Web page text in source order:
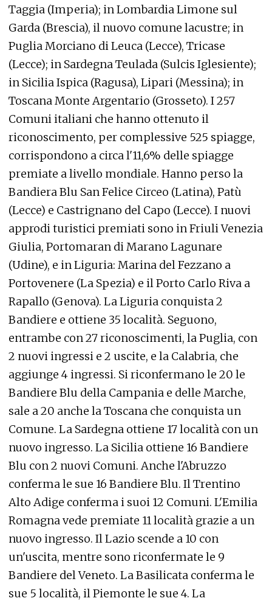
Taggia (Imperia); in Lombardia Limone sul
Garda (Brescia), il nuovo comune lacustre; in
Puglia Morciano di Leuca (Lecce), Tricase
(Lecce); in Sardegna Teulada (Sulcis Iglesiente);
in Sicilia Ispica (Ragusa), Lipari (Messina); in
Toscana Monte Argentario (Grosseto). I 257
Comuni italiani che hanno ottenuto il
riconoscimento, per complessive 525 spiagge,
corrispondono a circa l'11,6% delle spiagge
premiate a livello mondiale. Hanno perso la
Bandiera Blu San Felice Circeo (Latina), Patù
(Lecce) e Castrignano del Capo (Lecce). I nuovi
approdi turistici premiati sono in Friuli Venezia
Giulia, Portomaran di Marano Lagunare
(Udine), e in Liguria: Marina del Fezzano a
Portovenere (La Spezia) e il Porto Carlo Riva a
Rapallo (Genova). La Liguria conquista 2
Bandiere e ottiene 35 località. Seguono,
entrambe con 27 riconoscimenti, la Puglia, con
2 nuovi ingressi e 2 uscite, e la Calabria, che
aggiunge 4 ingressi. Si riconfermano le 20 le
Bandiere Blu della Campania e delle Marche,
sale a 20 anche la Toscana che conquista un
Comune. La Sardegna ottiene 17 località con un
nuovo ingresso. La Sicilia ottiene 16 Bandiere
Blu con 2 nuovi Comuni. Anche l'Abruzzo
conferma le sue 16 Bandiere Blu. Il Trentino
Alto Adige conferma i suoi 12 Comuni. L'Emilia
Romagna vede premiate 11 località grazie a un
nuovo ingresso. Il Lazio scende a 10 con
un'uscita, mentre sono riconfermate le 9
Bandiere del Veneto. La Basilicata conferma le
sue 5 località, il Piemonte le sue 4. La